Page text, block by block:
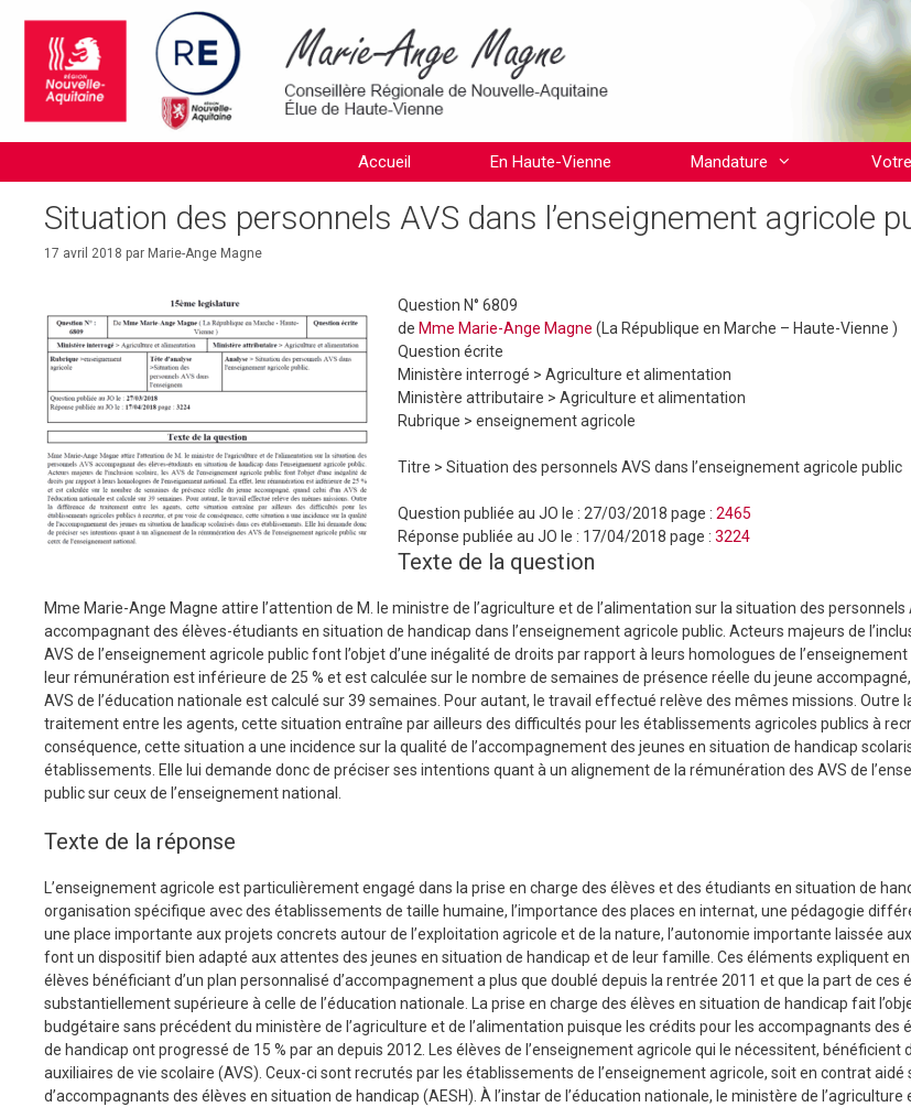
contenu
Accueil En Haute-Vienne Mandature
Situation des personnels AVS dans l’enseignement agricole
17 avril 2018 par Marie-Ange Magne
Question N° 6809
de Mme Marie-Ange Magne (La République en Marche – Haute-Vienne )
Question écrite
Ministère interrogé > Agriculture et alimentation
Ministère attributaire > Agriculture et alimentation
Rubrique > enseignement agricole
Titre > Situation des personnels AVS dans l’enseignement agricole public
Question publiée au JO le : 27/03/2018 page : 2465
Réponse publiée au JO le : 17/04/2018 page : 3224
Texte de la question
Mme Marie-Ange Magne attire l’attention de M. le ministre de l’agriculture et de l’alimentation sur la situation des personnels
accompagnant des élèves-étudiants en situation de handicap dans l’enseignement agricole public. Acteurs majeurs de
AVS de l’enseignement agricole public font l’objet d’une inégalité de droits par rapport à leurs homologues de
leur rémunération est inférieure de 25 % et est calculée sur le nombre de semaines de présence réelle du jeune accompagné,
AVS de l’éducation nationale est calculé sur 39 semaines. Pour autant, le travail effectué relève des mêmes missions. Outre
traitement entre les agents, cette situation entraîne par ailleurs des difficultés pour les établissements agricoles publics à
conséquence, cette situation a une incidence sur la qualité de l’accompagnement des jeunes en situation de handicap
établissements. Elle lui demande donc de préciser ses intentions quant à un alignement de la rémunération des AVS de
public sur ceux de l’enseignement national.
Texte de la réponse
L’enseignement agricole est particulièrement engagé dans la prise en charge des élèves et des étudiants en situation de
organisation spécifique avec des établissements de taille humaine, l’importance des places en internat, une pédagogie
une place importante aux projets concrets autour de l’exploitation agricole et de la nature, l’autonomie importante laissée
font un dispositif bien adapté aux attentes des jeunes en situation de handicap et de leur famille. Ces éléments expliquent
élèves bénéficiant d’un plan personnalisé d’accompagnement a plus que doublé depuis la rentrée 2011 et que la part de ces
substantiellement supérieure à celle de l’éducation nationale. La prise en charge des élèves en situation de handicap fait
budgétaire sans précédent du ministère de l’agriculture et de l’alimentation puisque les crédits pour les accompagnants des
de handicap ont progressé de 15 % par an depuis 2012. Les élèves de l’enseignement agricole qui le nécessitent, bénéficient
auxiliaires de vie scolaire (AVS). Ceux-ci sont recrutés par les établissements de l’enseignement agricole, soit en contrat
d’accompagnants des élèves en situation de handicap (AESH). À l’instar de l’éducation nationale, le ministère de l’agriculture